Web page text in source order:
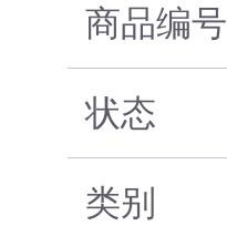
商品编号
状态
类别